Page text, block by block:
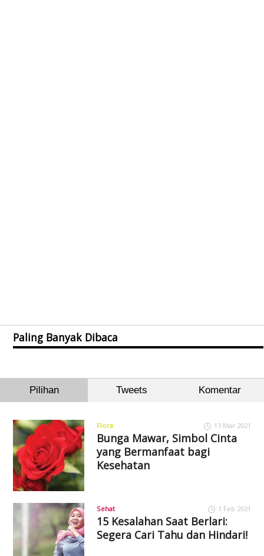
Paling Banyak Dibaca
Pilihan Tweets Komentar
Flora 13 Mar 2021
Bunga Mawar, Simbol Cinta
yang Bermanfaat bagi
Kesehatan
Sehat 1 Feb 2021
15 Kesalahan Saat Berlari:
Segera Cari Tahu dan Hindari!